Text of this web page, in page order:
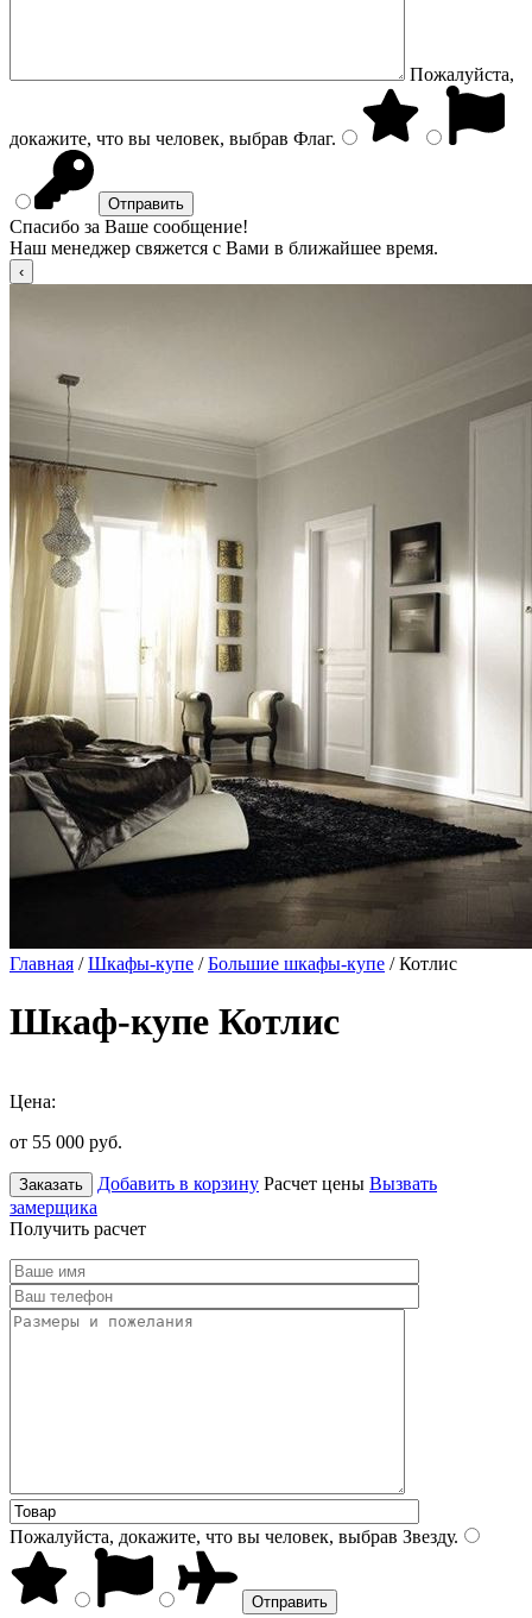
Пожалуйста,
докажите, что вы человек, выбрав Флаг.
Спасибо за Ваше сообщение!
Наш менеджер свяжется с Вами в ближайшее время.
Главная /Шкафы-купе /Большие шкафы-купе / Котлис
Шкаф-купе Котлис
Цена:
от 55 000 руб.
Заказать Добавить в корзину Расчет цены Вызвать
замерщика
Получить расчет
Пожалуйста, докажите, что вы человек, выбрав Звезду.